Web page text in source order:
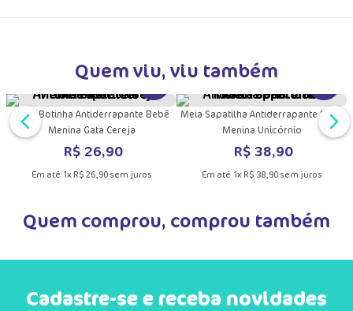
Quem viu, viu também
Meia Botinha Antiderrapante Bebê
Menina Gata Cereja
R$ 26,90
Em até 1x R$ 26,90sem juros
Meia Sapatilha Antiderrapante Bebê
Menina Unicórnio
R$ 38,90
Em até 1x R$ 38,90sem juros
Quem comprou, comprou também
INFORMAÇÕES DO PRODUTOVER MAIS INFORMAÇÕES DO
Meia Sapatilha Antiderrapante Bebê
R$46,90
VER
Meia Sapatilha Antiderrapante Bebê
R$38,90